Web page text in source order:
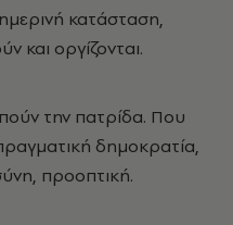
κατάσταση,
και οργίζονται.
την πατρίδα. Που
δημοκρατία,
προοπτική.